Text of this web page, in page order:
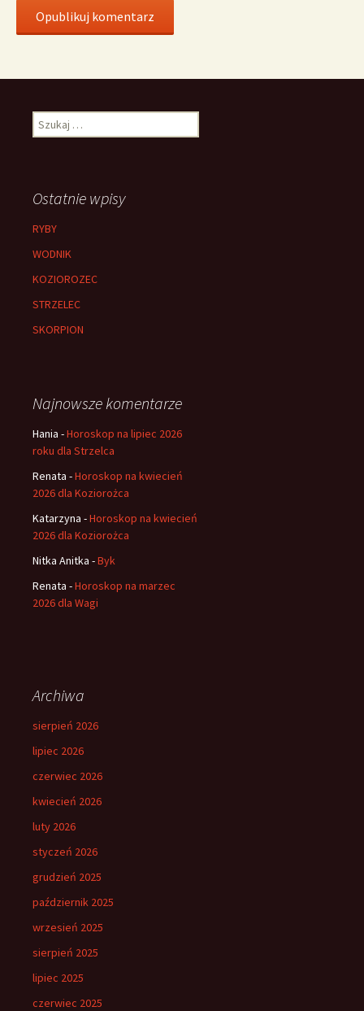
Szukaj:
Ostatnie wpisy
RYBY
WODNIK
KOZIOROZEC
STRZELEC
SKORPION
Najnowsze komentarze
Hania -Horoskop na lipiec 2026
roku dla Strzelca
Renata -Horoskop na kwiecień
2026 dla Koziorożca
Katarzyna -Horoskop na kwiecień
2026 dla Koziorożca
Nitka Anitka -Byk
Renata -Horoskop na marzec
2026 dla Wagi
Archiwa
sierpień 2026
lipiec 2026
czerwiec 2026
kwiecień 2026
luty 2026
styczeń 2026
grudzień 2025
październik 2025
wrzesień 2025
sierpień 2025
lipiec 2025
czerwiec 2025